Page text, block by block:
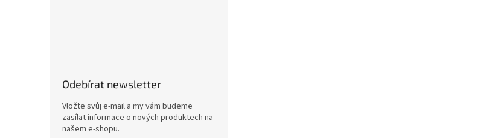
Odebírat newsletter
Vložte svůj e-mail a my vám budeme
zasílat informace o nových produktech na
našem e-shopu.